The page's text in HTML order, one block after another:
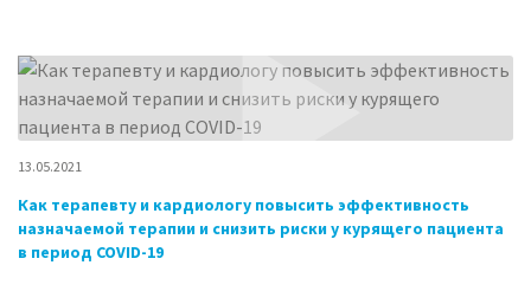
13.05.2021
Как терапевту и кардиологу повысить эффективность
назначаемой терапии и снизить риски у курящего пациента
в период COVID-19